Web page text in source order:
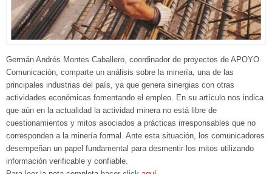
Germán Andrés Montes Caballero, coordinador de proyectos de APOYO
Comunicación, comparte un análisis sobre la minería, una de las
principales industrias del país, ya que genera sinergias con otras
actividades económicas fomentando el empleo. En su artículo nos indica ​
que aún en la actualidad la actividad minera no está libre de
cuestionamientos y mitos asociados a prácticas irresponsables que no
corresponden a la minería formal. Ante esta situación, los comunicadores
desempeñan un papel fundamental para desmentir los mitos utilizando
información verificable y confiable.